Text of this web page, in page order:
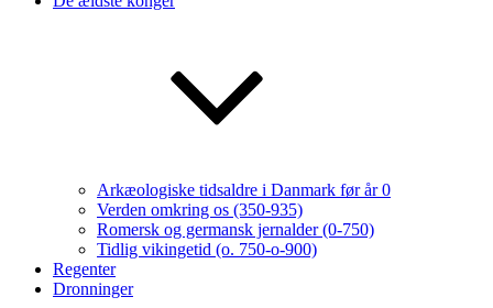
Arkæologiske tidsaldre i Danmark før år 0
Verden omkring os (350-935)
Romersk og germansk jernalder (0-750)
Tidlig vikingetid (o. 750-o-900)
Regenter
Dronninger